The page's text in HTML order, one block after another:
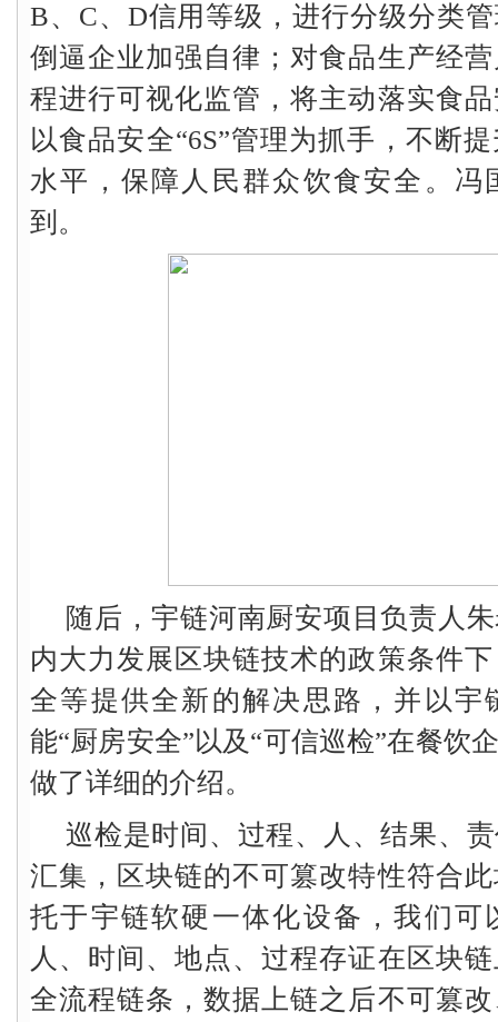
B、C、D信用等级，进行分级分类
倒逼企业加强自律；对食品生产经
程进行可视化监管，将主动落实食
以食品安全“6S”管理为抓手，不断
水平，保障人民群众饮食安全。冯
到。
随后，宇链河南厨安项目负责人
内大力发展区块链技术的政策条件
全等提供全新的解决思路，并以宇
能“厨房安全”以及“可信巡检”在餐饮
做了详细的介绍。
巡检是时间、过程、人、结果、
汇集，区块链的不可篡改特性符合
托于宇链软硬一体化设备，我们可
人、时间、地点、过程存证在区块
全流程链条，数据上链之后不可篡